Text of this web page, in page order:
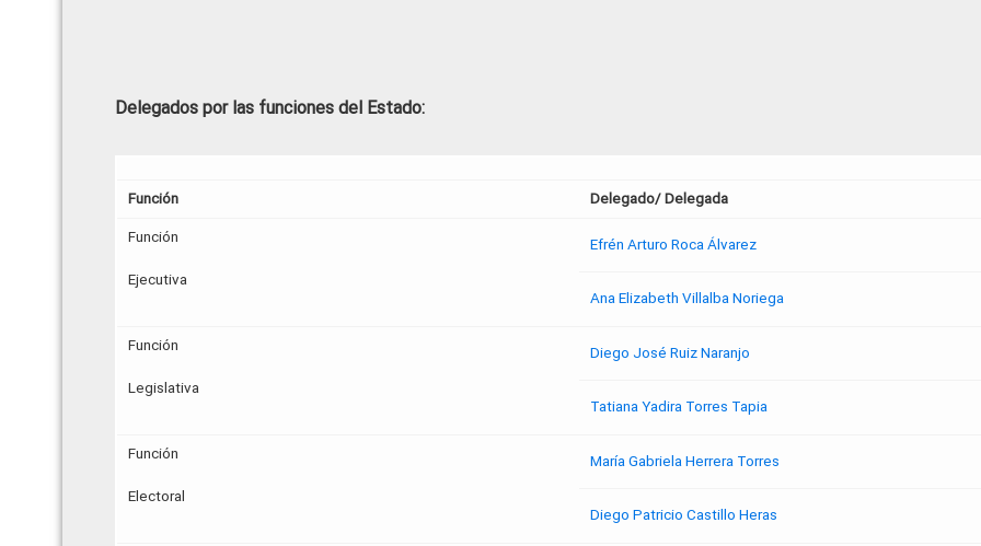
Delegados por las funciones del Estado:
Función Delegado/ Delegada
Función
Ejecutiva
Efrén Arturo Roca Álvarez
Ana Elizabeth Villalba Noriega
Función
Legislativa
Diego José Ruiz Naranjo
Tatiana Yadira Torres Tapia
Función
Electoral
María Gabriela Herrera Torres
Diego Patricio Castillo Heras